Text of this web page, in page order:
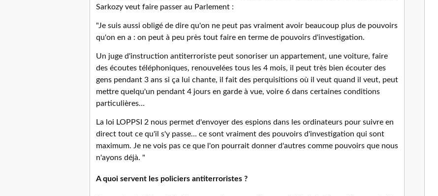
Sarkozy veut faire passer au Parlement :
"Je suis aussi obligé de dire qu'on ne peut pas vraiment avoir beaucoup plus de pouvoirs
qu'on en a : on peut à peu près tout faire en terme de pouvoirs d'investigation.
Un juge d'instruction antiterroriste peut sonoriser un appartement, une voiture, faire
des écoutes téléphoniques, renouvelées tous les 4 mois, il peut très bien écouter des
gens pendant 3 ans si ça lui chante, il fait des perquisitions où il veut quand il veut, peut
mettre quelqu'un pendant 4 jours en garde à vue, voire 6 dans certaines conditions
particulières…
La loi LOPPSI 2 nous permet d'envoyer des espions dans les ordinateurs pour suivre en
direct tout ce qu'il s'y passe… ce sont vraiment des pouvoirs d'investigation qui sont
maximum. Je ne vois pas ce que l'on pourrait donner d'autres comme pouvoirs que nous
n'ayons déjà. "
A quoi servent les policiers antiterroristes ?